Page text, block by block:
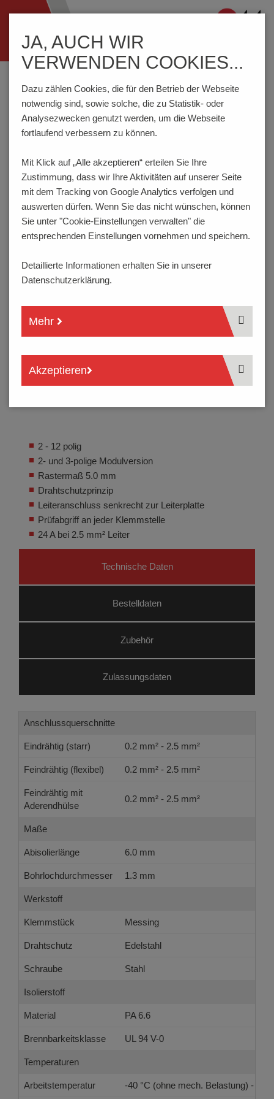
ein-/ausblenden
Home Komponenten
Anschlusstechnik
AK100/..DS-5.0-H-GRAU
AK100/..DS-5.0-H-GRAU
2 - 12 polig
2- und 3-polige Modulversion
Rastermaß 5.0 mm
Drahtschutzprinzip
Leiteranschluss senkrecht zur Leiterplatte
Prüfabgriff an jeder Klemmstelle
24 A bei 2.5 mm² Leiter
Technische Daten
Bestelldaten
Zubehör
Zulassungsdaten
Anschlussquerschnitte
Eindrähtig (starr) 0.2 mm² - 2.5 mm²
Feindrähtig (flexibel) 0.2 mm² - 2.5 mm²
Feindrähtig mit
Aderendhülse
0.2 mm² - 2.5 mm²
Maße
Abisolierlänge 6.0 mm
Bohrlochdurchmesser 1.3 mm
Werkstoff
Klemmstück Messing
Drahtschutz Edelstahl
Schraube Stahl
Isolierstoff
Material PA 6.6
Brennbarkeitsklasse UL 94 V-0
Temperaturen
Arbeitstemperatur -40 °C (ohne mech. Belastung) - 105
JA, AUCH WIR
VERWENDEN COOKIES...
Dazu zählen Cookies, die für den Betrieb der Webseite
notwendig sind, sowie solche, die zu Statistik- oder
Analysezwecken genutzt werden, um die Webseite
fortlaufend verbessern zu können.
Mit Klick auf „Alle akzeptieren“ erteilen Sie Ihre
Zustimmung, dass wir Ihre Aktivitäten auf unserer Seite
mit dem Tracking von Google Analytics verfolgen und
auswerten dürfen. Wenn Sie das nicht wünschen, können
Sie unter "Cookie-Einstellungen verwalten" die
entsprechenden Einstellungen vornehmen und speichern.
Detaillierte Informationen erhalten Sie in unserer
Datenschutzerklärung.
Mehr
Akzeptieren